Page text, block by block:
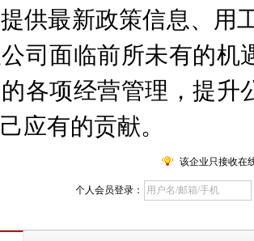
供最新政策信息、用
司面临前所未有的机
各项经营管理，提升
应有的贡献。
该企业只接收在
个人会员登录：